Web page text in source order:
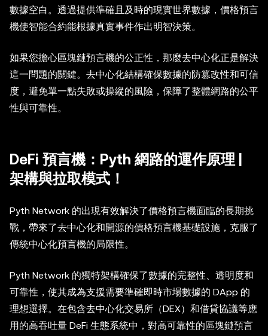
數據空白。透過提供準確且及時的現實世界數據，價格預言
機使智能合約能根據真實事件作出明智決策。
如果您擔心區塊鏈預言機的公正性，那麼去中心化正是解決
這一問題的關鍵。去中心化結構確保數據的防篡改性和可信
度，避免單一點失敗或操縱的風險，保障了整體網路的公平
性與可靠性。
DeFi 預言機：Pyth 網路的運作原理 |
架構與拉取模式！
Pyth Network 的出現有效解決了價格預言機面臨的長期挑
戰，帶來了去中心化和開源的價格預言機基礎設施，克服了
傳統中心化預言機的局限性。
Pyth Network 的獨特架構確保了數據的完整性、透明度和
可靠性，使其成為支援需要準確即時市場數據的 DApp 的
理想選擇。在包含去中心化交易所（DEX）和借貸協議等應
用的高吞吐量 DeFi 生態系統中，對高可靠性的區塊鏈預言